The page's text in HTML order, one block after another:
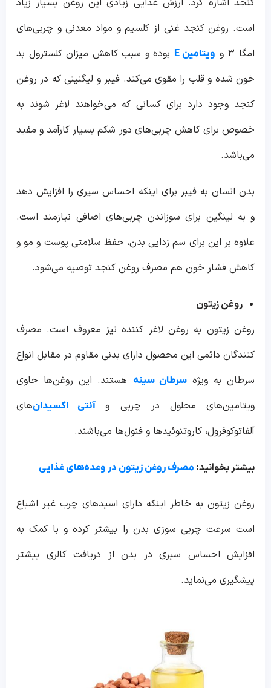
کنجد اشاره کرد. ارزش غذایی زیادی این روغن بسیار زیاد
است. روغن کنجد غنی از کلسیم و مواد معدنی و چربی‌های
امگا ۳ و
ویتامین E
بوده و سبب کاهش میزان کلسترول بد
خون شده و قلب را مقوی می‌کند. فیبر و لیگنینی که در روغن
کنجد وجود دارد برای کسانی که می‌خواهند لاغر شوند به
خصوص برای کاهش چربی‌های دور شکم بسیار کارآمد و مفید
می‌باشد.
بدن انسان به فیبر برای اینکه احساس سیری را افزایش دهد
و به لینگین برای سوزاندن چربی‌های اضافی نیازمند است.
علاوه بر این برای سم زدایی بدن، حفظ سلامتی پوست و مو و
کاهش فشار خون هم مصرف روغن کنجد توصیه می‌شود.
روغن زیتون
روغن زیتون به روغن لاغر کننده نیز معروف است. مصرف
کنندگان دائمی این محصول دارای بدنی مقاوم در مقابل انواع
سرطان به ویژهسرطان سینه هستند. این روغن‌ها حاوی
ویتامین‌های محلول در چربی وآنتی اکسیدان‌های
آلفاتوکوفرول، کاروتنوئیدها و فنول‌ها می‌باشند.
بیشتر بخوانید: مصرف روغن زیتون در وعده‌های غذایی
روغن زیتون به خاطر اینکه دارای اسیدهای چرب غیر اشباع
است سرعت چربی سوزی بدن را بیشتر کرده و با کمک به
افزایش احساس سیری در بدن از دریافت کالری بیشتر
پیشگیری می‌نماید.